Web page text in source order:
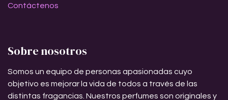
Contáctenos
Sobre nosotros
Somos un equipo de personas apasionadas cuyo
objetivo es mejorar la vida de todos a través de las
distintas fragancias. Nuestros perfumes son originales y